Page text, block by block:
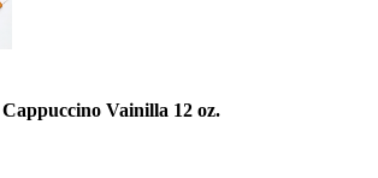
Vainilla 12 oz.